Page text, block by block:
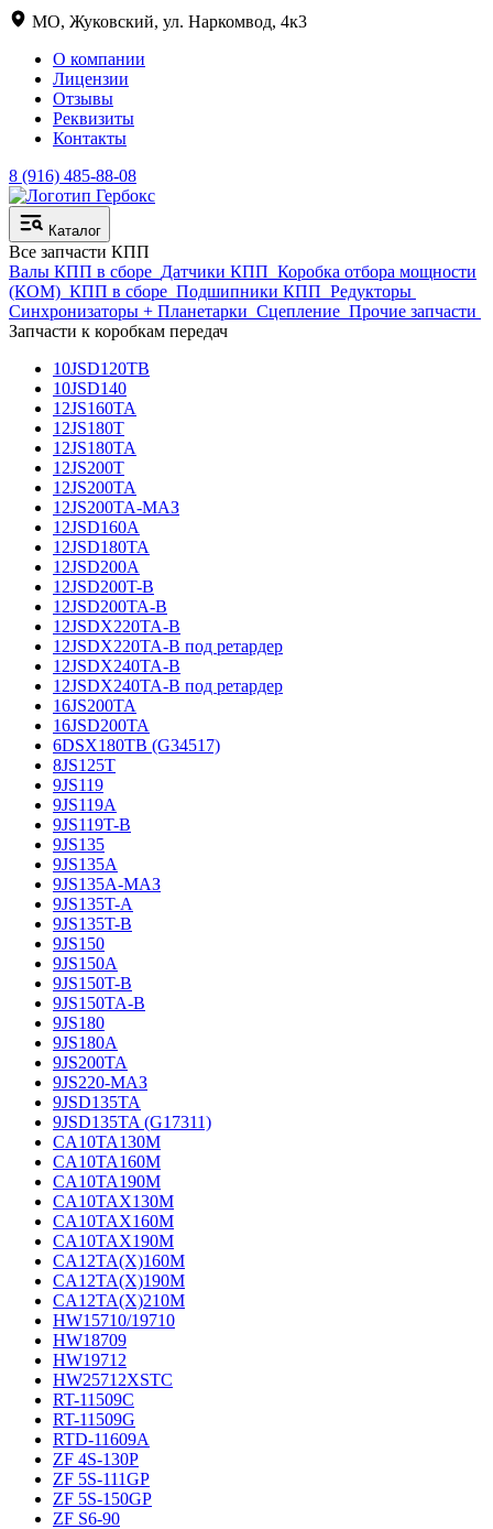
МО, Жуковский, ул. Наркомвод, 4к3
О компании
Лицензии
Отзывы
Реквизиты
Контакты
8 (916) 485-88-08
Каталог
Все запчасти КПП
Валы КПП в сборе Датчики КПП Коробка отбора мощности
(КОМ) КПП в сборе Подшипники КПП Редукторы
Синхронизаторы + Планетарки Сцепление Прочие запчасти
Запчасти к коробкам передач
10JSD120TB
10JSD140
12JS160TA
12JS180T
12JS180TA
12JS200T
12JS200TA
12JS200TA-МАЗ
12JSD160A
12JSD180TA
12JSD200A
12JSD200T-B
12JSD200TA-B
12JSDX220TA-B
12JSDX220TA-B под ретардер
12JSDX240TA-B
12JSDX240TA-B под ретардер
16JS200TA
16JSD200TA
6DSX180TB (G34517)
8JS125T
9JS119
9JS119A
9JS119T-B
9JS135
9JS135A
9JS135A-МАЗ
9JS135T-A
9JS135T-B
9JS150
9JS150A
9JS150T-B
9JS150TA-B
9JS180
9JS180A
9JS200TA
9JS220-МАЗ
9JSD135TA
9JSD135TA (G17311)
CA10TA130M
CA10TA160M
CA10TA190M
CA10TAX130M
CA10TAX160M
CA10TAX190M
CA12TA(X)160M
CA12TA(X)190M
CA12TA(X)210M
HW15710/19710
HW18709
HW19712
HW25712XSTC
RT-11509C
RT-11509G
RTD-11609A
ZF 4S-130P
ZF 5S-111GP
ZF 5S-150GP
ZF S6-90